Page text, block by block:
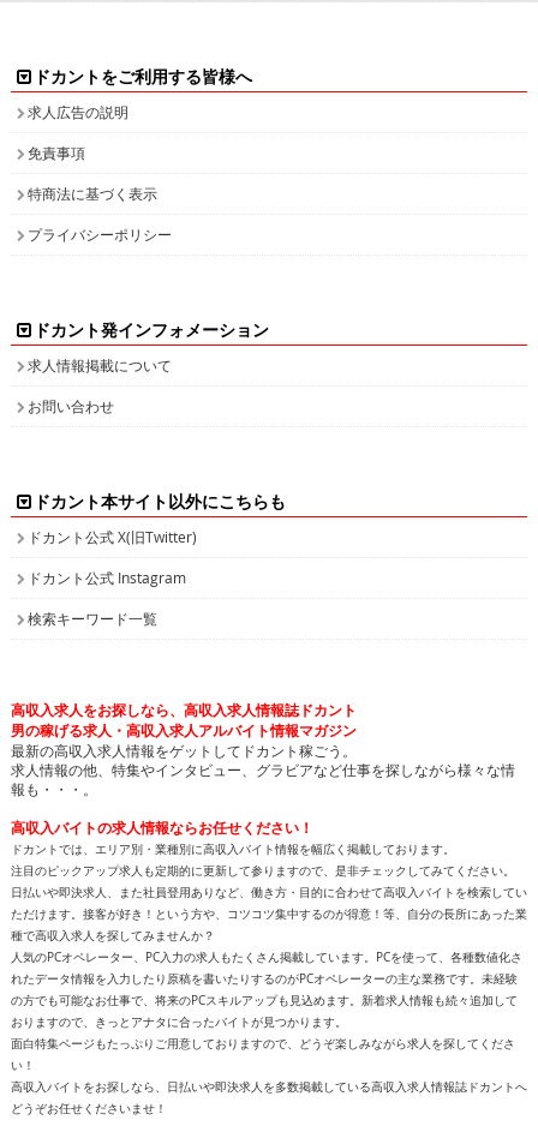
ドカントをご利用する皆様へ
求人広告の説明
免責事項
特商法に基づく表示
プライバシーポリシー
ドカント発インフォメーション
求人情報掲載について
お問い合わせ
ドカント本サイト以外にこちらも
ドカント公式 X(旧Twitter)
ドカント公式 Instagram
検索キーワード一覧
高収入求人をお探しなら、高収入求人情報誌ドカント
男の稼げる求人・高収入求人アルバイト情報マガジン
最新の高収入求人情報をゲットしてドカント稼ごう。
求人情報の他、特集やインタビュー、グラビアなど仕事を探しながら様々な情
報も・・・。
高収入バイトの求人情報ならお任せください！
ドカントでは、エリア別・業種別に高収入バイト情報を幅広く掲載しております。
注目のピックアップ求人も定期的に更新して参りますので、是非チェックしてみてください。
日払いや即決求人、また社員登用ありなど、働き方・目的に合わせて高収入バイトを検索してい
ただけます。接客が好き！という方や、コツコツ集中するのが得意！等、自分の長所にあった業
種で高収入求人を探してみませんか？
人気のPCオペレーター、PC入力の求人もたくさん掲載しています。PCを使って、各種数値化さ
れたデータ情報を入力したり原稿を書いたりするのがPCオペレーターの主な業務です。未経験
の方でも可能なお仕事で、将来のPCスキルアップも見込めます。新着求人情報も続々追加して
おりますので、きっとアナタに合ったバイトが見つかります。
面白特集ページもたっぷりご用意しておりますので、どうぞ楽しみながら求人を探してくださ
い！
高収入バイトをお探しなら、日払いや即決求人を多数掲載している高収入求人情報誌ドカントへ
どうぞお任せくださいませ！